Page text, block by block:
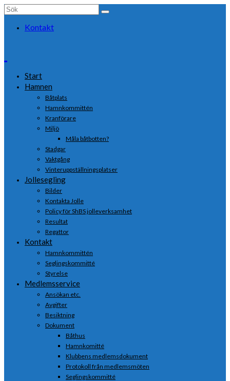
Search
Kontakt
Start
Hamnen
Båtplats
Hamnkommittén
Kranförare
Miljö
Måla båtbotten?
Stadgar
Vaktgång
Vinteruppställningsplatser
Jollesegling
Bilder
Kontakta Jolle
Policy för ShBS jolleverksamhet
Resultat
Regattor
Kontakt
Hamnkommittén
Seglingskommitté
Styrelse
Medlemsservice
Ansökan etc.
Avgifter
Besiktning
Dokument
Båthus
Hamnkomitté
Klubbens medlemsdokument
Protokoll från medlemsmöten
Seglingskommitté